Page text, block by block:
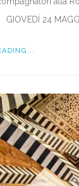
GIOVEDÌ 24